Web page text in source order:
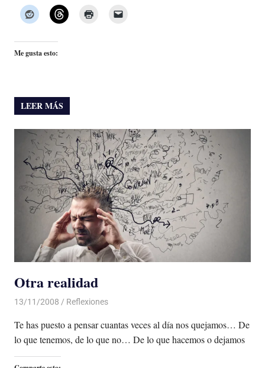
Me gusta esto:
LEER MÁS
Otra realidad
13/11/2008 De todo un Poco
Reflexiones
Te has puesto a pensar cuantas veces al día nos quejamos… De
lo que tenemos, de lo que no… De lo que hacemos o dejamos